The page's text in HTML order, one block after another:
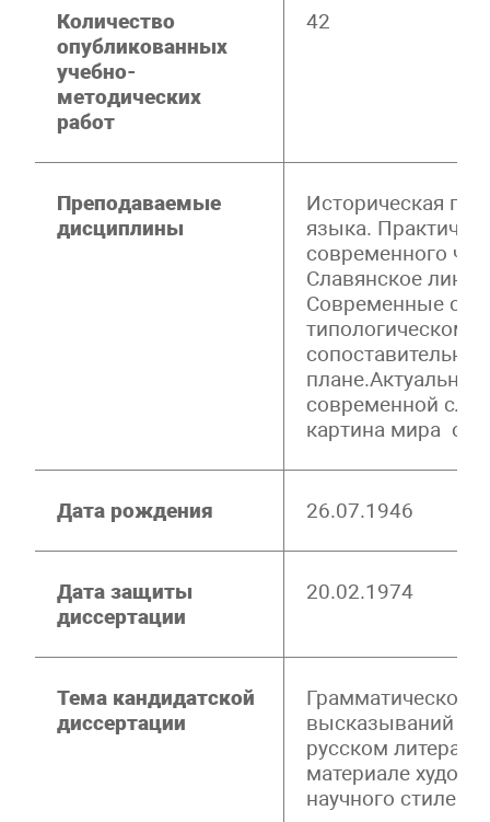
Количество
опубликованных
учебно-
методических
работ
42
Преподаваемые
дисциплины
Историческая
языка.
современного
Славянское
Современные
типологическом и
сопоставительном
современной
картина мира
Дата рождения 26.07.1946
Дата защиты
диссертации
20.02.1974
Тема кандидатской
диссертации
Грамматическое
высказываний в
русском
материале
научного стилей)